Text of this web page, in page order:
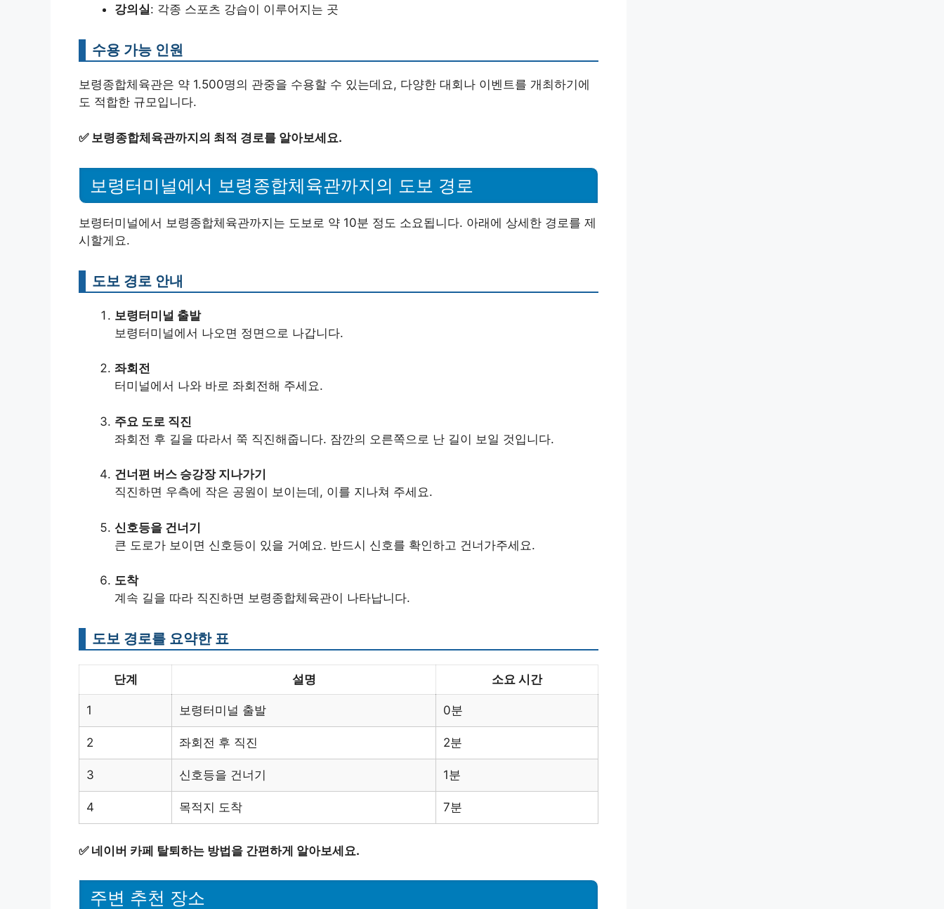
강의실: 각종 스포츠 강습이 이루어지는 곳
수용 가능 인원
보령종합체육관은 약 1.500명의 관중을 수용할 수 있는데요, 다양한 대회나 이벤트를 개최하기에
도 적합한 규모입니다.
✅ 보령종합체육관까지의 최적 경로를 알아보세요.
보령터미널에서 보령종합체육관까지의 도보 경로
보령터미널에서 보령종합체육관까지는 도보로 약 10분 정도 소요됩니다. 아래에 상세한 경로를 제
시할게요.
도보 경로 안내
보령터미널 출발
보령터미널에서 나오면 정면으로 나갑니다.
좌회전
터미널에서 나와 바로 좌회전해 주세요.
주요 도로 직진
좌회전 후 길을 따라서 쭉 직진해줍니다. 잠깐의 오른쪽으로 난 길이 보일 것입니다.
건너편 버스 승강장 지나가기
직진하면 우측에 작은 공원이 보이는데, 이를 지나쳐 주세요.
신호등을 건너기
큰 도로가 보이면 신호등이 있을 거예요. 반드시 신호를 확인하고 건너가주세요.
도착
계속 길을 따라 직진하면 보령종합체육관이 나타납니다.
도보 경로를 요약한 표
단계 설명 소요 시간
1 보령터미널 출발 0분
2 좌회전 후 직진 2분
3 신호등을 건너기 1분
4 목적지 도착 7분
✅ 네이버 카페 탈퇴하는 방법을 간편하게 알아보세요.
주변 추천 장소